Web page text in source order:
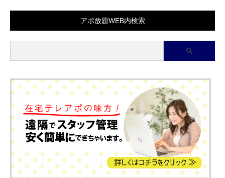
アポ放題WEB内検索